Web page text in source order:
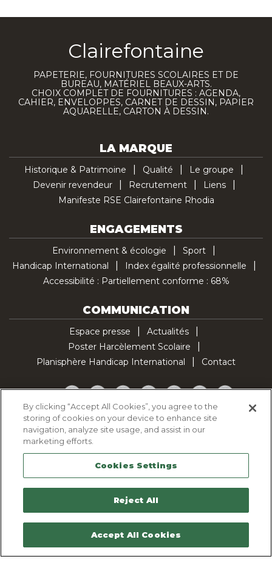
Clairefontaine
PAPETERIE, FOURNITURES SCOLAIRES ET DE
BUREAU, MATÉRIEL BEAUX-ARTS.
CHOIX COMPLET DE FOURNITURES : AGENDA,
CAHIER, ENVELOPPES, CARNET DE DESSIN, PAPIER
AQUARELLE, CARTON À DESSIN.
LA MARQUE
Historique & Patrimoine Qualité
Le groupe
Devenir revendeur
Recrutement
Liens
Manifeste RSE Clairefontaine Rhodia
ENGAGEMENTS
Environnement & écologie
Sport
Handicap International
Index égalité professionnelle
Accessibilité : Partiellement conforme : 68%
COMMUNICATION
Espace presse
Actualités
Poster Harcèlement Scolaire
Planisphère Handicap International
Contact
Facebook
TwitterYouTubePinterestInstagramLinkedInTikTok
Politique d'utilisation des cookies
Politique de confidentialité
Mentions légales
Plan du site
Contactez-nous
By clicking “Accept All Cookies”, you agree to the
storing of cookies on your device to enhance site
navigation, analyze site usage, and assist in our
marketing efforts.
Cookies Settings
Reject All
Accept All Cookies